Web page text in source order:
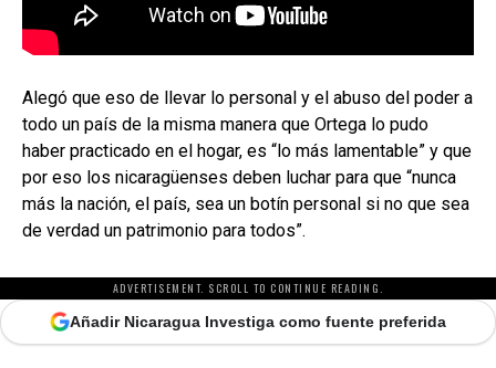
Alegó que eso de llevar lo personal y el abuso del poder a
todo un país de la misma manera que Ortega lo pudo
haber practicado en el hogar, es “lo más lamentable” y que
por eso los nicaragüenses deben luchar para que “nunca
más la nación, el país, sea un botín personal si no que sea
de verdad un patrimonio para todos”.
ADVERTISEMENT. SCROLL TO CONTINUE READING.
Añadir Nicaragua Investiga como fuente preferida